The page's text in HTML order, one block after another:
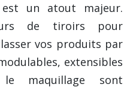
est un atout majeur.
de tiroirs pour
vos produits par
extensibles
maquillage sont